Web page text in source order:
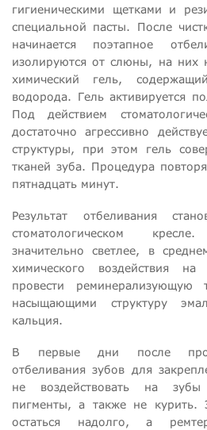
гигиеническими щетками и
специальной пасты. После
начинается поэтапное
изолируются от слюны, на них
химический гель,
водорода. Гель активируется
Под действием
достаточно агрессивно
структуры, при этом гель
тканей зуба. Процедура
пятнадцать минут.
Результат отбеливания
стоматологическом
значительно светлее, в
химического воздействия
провести реминерализующую
насыщающими структуру
кальция.
В первые дни после
отбеливания зубов для
не воздействовать на
пигменты, а также не курить.
остаться надолго, а